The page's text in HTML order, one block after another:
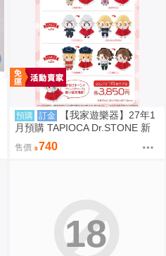
預購 訂金
【我家遊樂器】27年1
月預購 TAPIOCA Dr.STONE 新
石紀 冬裝斗篷布偶 娃娃 6款可選
售價 740
18